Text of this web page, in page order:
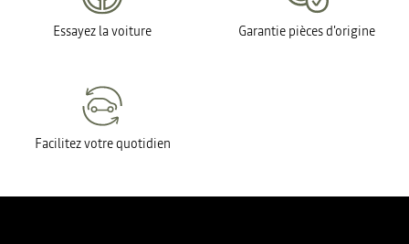
Essayez la voiture Garantie pièces d'origine
Facilitez votre quotidien